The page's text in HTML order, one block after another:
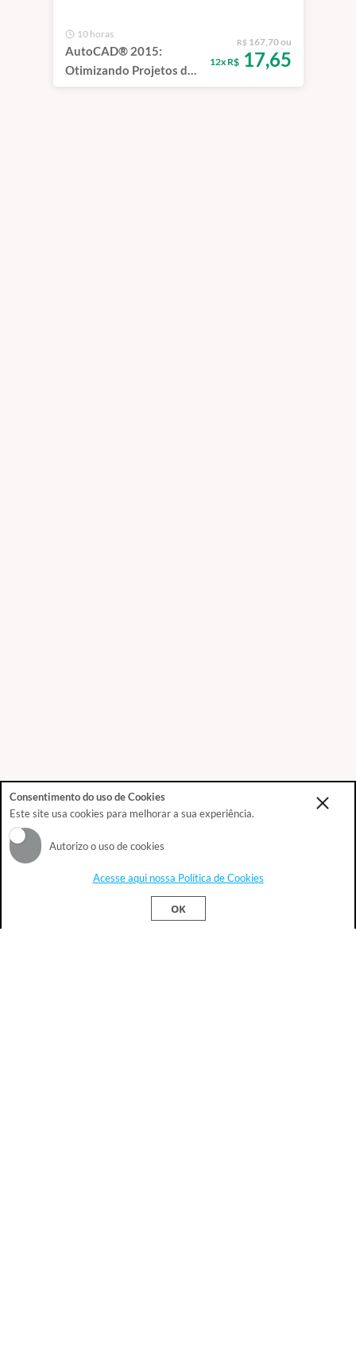
10 horas
AutoCAD® 2015:
Otimizando Projetos de
Arquitetura com Blocos
R$ 167,70 ou
12x R$17,65
Este site usa cookies para melhorar sua
Política de Privacidade
Consentimento do uso de Cookies
Este site usa cookies para melhorar a sua experiência.
Autorizo o uso de cookies
Acesse aqui nossa Política de Cookies
OK